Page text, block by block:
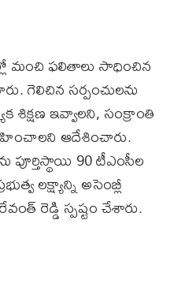
మంచి ఫలితాలు సాధించిన
గెలిచిన సర్పంచులను
శిక్షణ ఇవ్వాలని, సంక్రాంతి
ఆదేశించారు.
పూర్తిస్థాయి 90 టీఎంసీల
లక్ష్యాన్ని అసెంబ్లీ
రెడ్డి స్పష్టం చేశారు.